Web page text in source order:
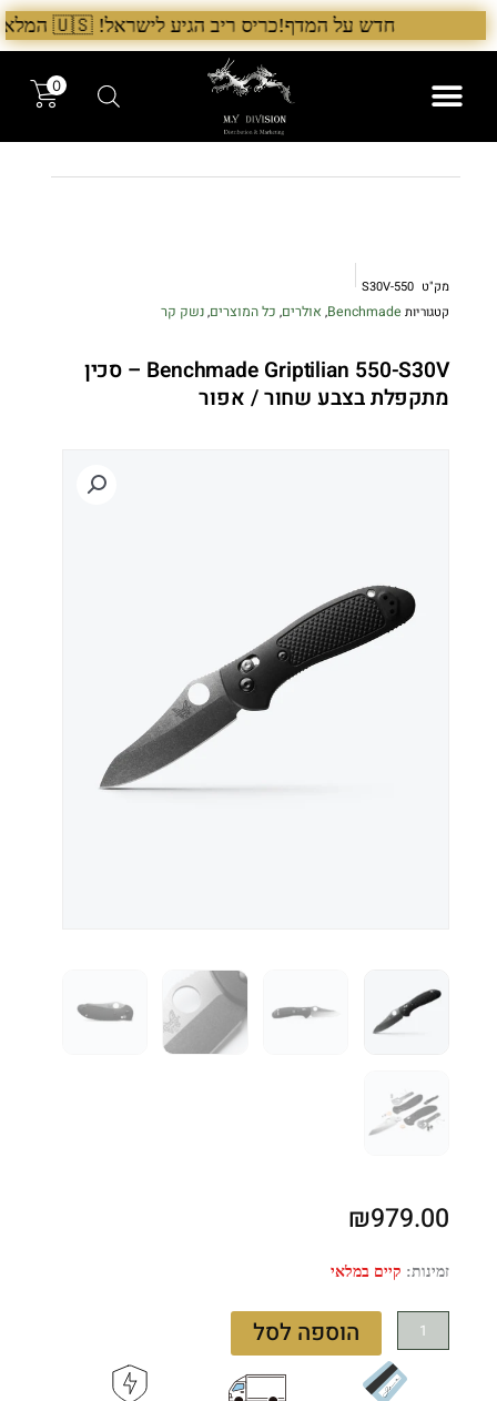
דילוג
לתוכן
חדש על המדף!כריס ריב הגיע לישראל! 🇺🇸 המלאי הראשון בארץ – עכשיו אצל היבואן הבלעדי לרגל ההשקה, 5% הנחה על כל מוצרי Chris Reeve לזמן מוגבל. בנוסף, הגיע גם מלאי חדש של Benchmade ו־Microtech. לרכישה עכשיו›. >
0
מק"ט 550-S30V
קטגוריות Benchmade
, אולרים, כל המוצרים,נשק קר
Benchmade Griptilian 550-S30V – סכין
מתקפלת בצבע שחור / אפור
₪979.00
זמינות: קיים במלאי
כמות
Benchmade
הוספה לסל